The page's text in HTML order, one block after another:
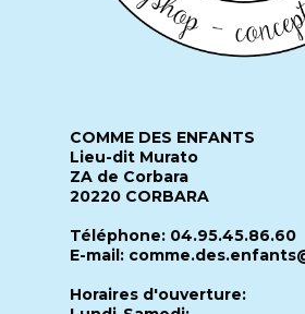
COMME DES ENFANTS
Lieu-dit Murato
ZA de Corbara
20220 CORBARA
Téléphone: 04.95.45.86.60
E-mail:
Horaires d'ouverture: